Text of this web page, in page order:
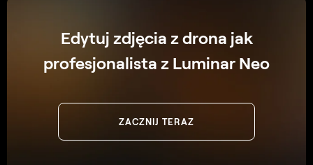
Edytuj zdjęcia z drona jak
profesjonalista z Luminar Neo
ZACZNIJ TERAZ